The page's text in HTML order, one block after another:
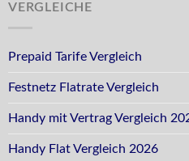
VERGLEICHE
Prepaid Tarife Vergleich
Festnetz Flatrate Vergleich
Handy mit Vertrag Vergleich
Handy Flat Vergleich 2026